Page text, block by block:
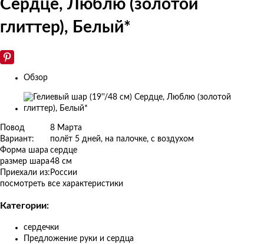
Сердце, Люблю (золотой
глиттер), Белый*
Обзор
Изображения
Повод
8 Марта
Вариант:
полёт 5 дней, на палочке, с воздухом
Форма шара сердце
размер шара48 см
Приехали из: России
посмотреть все характеристики
Категории:
сердечки
Предложение руки и сердца